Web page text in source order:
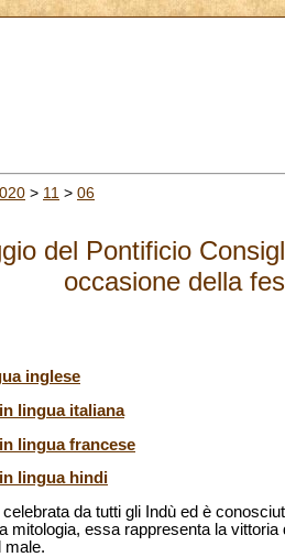
> 11 > 06
del Pontificio
occasione della
inglese
lingua italiana
lingua francese
lingua hindi
da tutti gli Indù ed è
mitologia, essa rappresenta la
male.